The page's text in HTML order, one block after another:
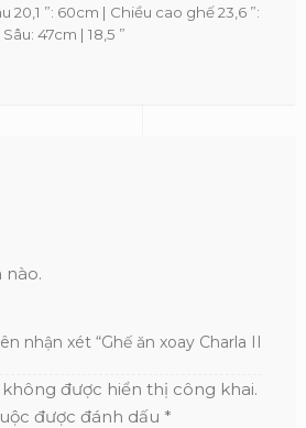
20,1 ”: 60cm | Chiều cao ghế 23,6 ”:
47cm | 18,5 ”
nào.
nhận xét “Ghế ăn xoay Charla II
được hiển thị công khai.
được đánh dấu *